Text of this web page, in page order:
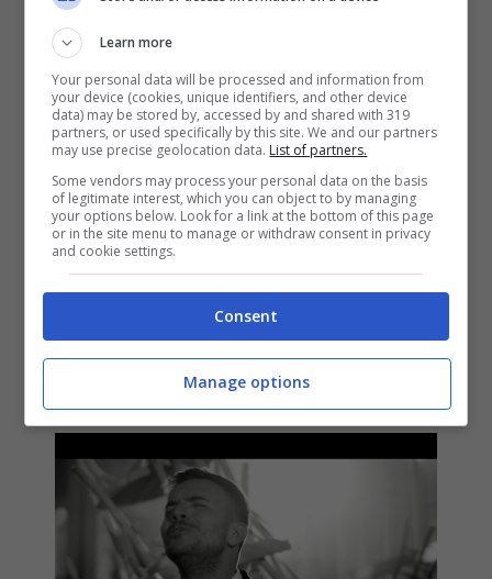
Andrea Sannino – Abbracciame:
audio, video, testo e traduzione
2 Dicembre 2019
Learn more
Your personal data will be processed and information from
your device (cookies, unique identifiers, and other device
data) may be stored by, accessed by and shared with 319
partners, or used specifically by this site. We and our partners
may use precise geolocation data. List of partners.
Some vendors may process your personal data on the basis
of legitimate interest, which you can object to by managing
your options below. Look for a link at the bottom of this page
or in the site menu to manage or withdraw consent in privacy
and cookie settings.
Consent
Manage options